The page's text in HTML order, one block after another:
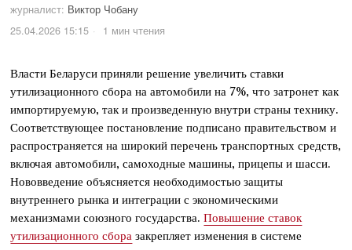
журналист: Виктор Чобану
25.04.2026 15:15
1 мин чтения
Власти Беларуси приняли решение увеличить ставки
утилизационного сбора на автомобили на 7%, что затронет как
импортируемую, так и произведенную внутри страны технику.
Соответствующее постановление подписано правительством и
распространяется на широкий перечень транспортных средств,
включая автомобили, самоходные машины, прицепы и шасси.
Нововведение объясняется необходимостью защиты
внутреннего рынка и интеграции с экономическими
механизмами союзного государства.Повышение ставок
утилизационного сбора закрепляет изменения в системе